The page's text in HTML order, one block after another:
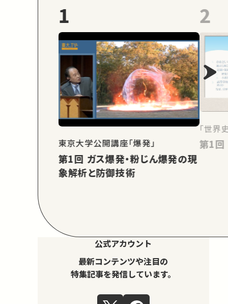
1
東京大学公開講座「爆発」
第1回 ガス爆発・粉じん爆発の現
象解析と防御技術
2
「世界
公式アカウント
最新コンテンツや注目の
特集記事を発信しています。